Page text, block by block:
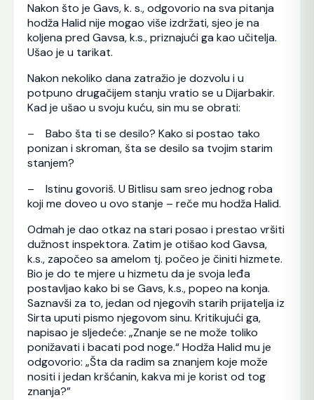
Nakon što je Gavs, k. s., odgovorio na sva pitanja
hodža Halid nije mogao više izdržati, sjeo je na
koljena pred Gavsa, k.s., priznajući ga kao učitelja.
Ušao je u tarikat.
Nakon nekoliko dana zatražio je dozvolu i u
potpuno drugačijem stanju vratio se u Dijarbakir.
Kad je ušao u svoju kuću, sin mu se obrati:
– Babo šta ti se desilo? Kako si postao tako
ponizan i skroman, šta se desilo sa tvojim starim
stanjem?
– Istinu govoriš. U Bitlisu sam sreo jednog roba
koji me doveo u ovo stanje – reče mu hodža Halid.
Odmah je dao otkaz na stari posao i prestao vršiti
dužnost inspektora. Zatim je otišao kod Gavsa,
k.s., započeo sa amelom tj. počeo je činiti hizmete.
Bio je do te mjere u hizmetu da je svoja leđa
postavljao kako bi se Gavs, k.s., popeo na konja.
Saznavši za to, jedan od njegovih starih prijatelja iz
Sirta uputi pismo njegovom sinu. Kritikujući ga,
napisao je sljedeće: „Znanje se ne može toliko
ponižavati i bacati pod noge.“ Hodža Halid mu je
odgovorio: „Šta da radim sa znanjem koje može
nositi i jedan kršćanin, kakva mi je korist od tog
znanja?”